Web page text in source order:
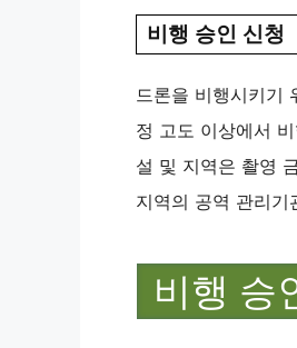
비행 승인 신청
드론을 비행시키기
정 고도 이상에서
설 및 지역은 촬영
지역의 공역 관리기
비행 승